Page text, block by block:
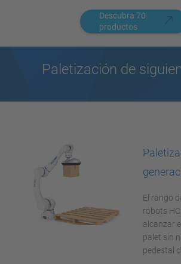
Descubra 70
productos
Paletización de
El rango
robots
alcanzar
palet sin
pedestal